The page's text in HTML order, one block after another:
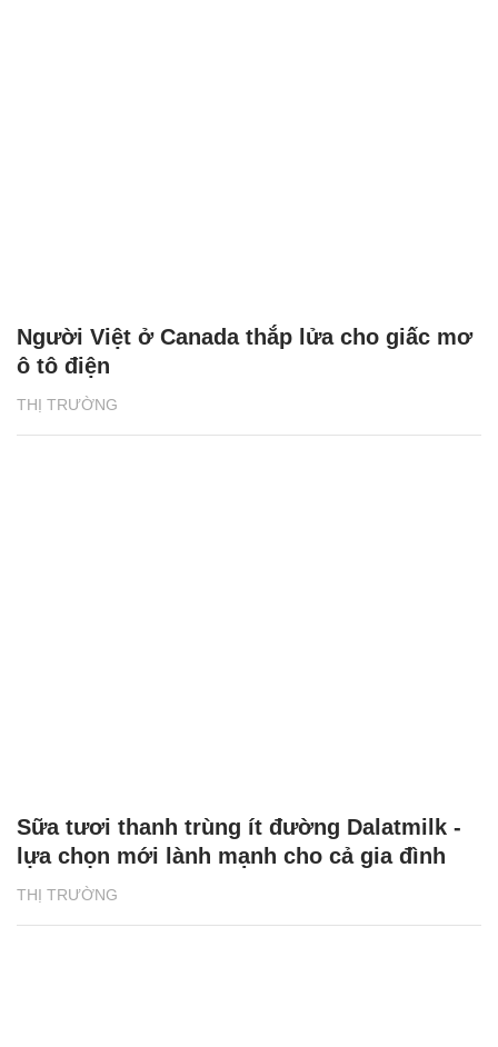
THỊ TRƯỜNG
Người Việt ở Canada thắp lửa cho giấc mơ
ô tô điện
THỊ TRƯỜNG
Sữa tươi thanh trùng ít đường Dalatmilk -
lựa chọn mới lành mạnh cho cả gia đình